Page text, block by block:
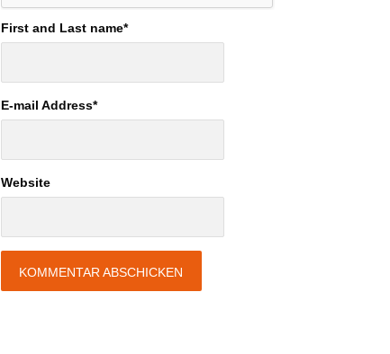
First and Last name*
E-mail Address*
Website